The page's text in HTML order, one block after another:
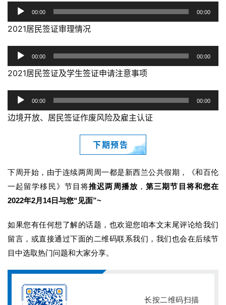
频
器
00:00 00:00
2021居民签证审理情况
频
器
00:00 00:00
2021居民签证及学生签证申请注意事项
频
00:00 00:00
边境开放、居民签证作废风险及雇主认证
下期预告
下周开始，由于连续两周周一都是新西兰公共假期，《和百伦
一起留学移民》节目将推迟两周播放 ，第三期节目将和您在
2022年2月14日与您“见面”~
如果您有任何想了解的话题，也欢迎您咱本文末尾评论给我们
留言，或直接通过下面的二维码联系我们，我们也会在后续节
目中选取热门问题和大家分享。
长按二维码扫描